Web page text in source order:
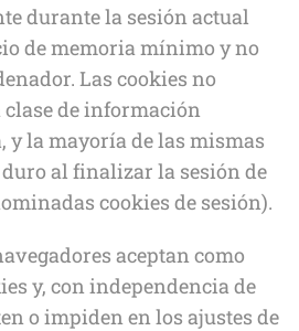
durante la sesión actual
de memoria mínimo y no
Las cookies no
de información
y la mayoría de las mismas
al finalizar la sesión de
cookies de sesión).
aceptan como
y, con independencia de
o impiden en los ajustes de